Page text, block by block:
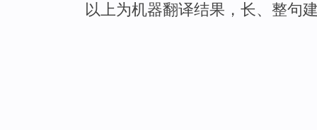
以上为机器翻译结果，长、整句